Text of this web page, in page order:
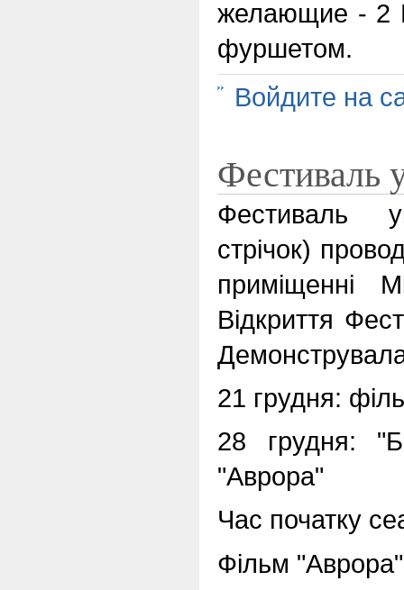
желающие - 2
фуршетом.
Войдите на
Фестиваль
Фестиваль
стрічок)
приміщенні
Відкриття
21 грудня:
28 грудня:
"Аврора"
Час початку
Фільм